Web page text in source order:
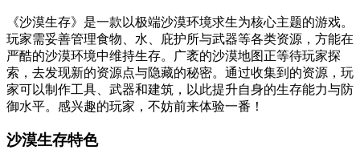
《沙漠生存》是一款以极端沙漠环境求生为核心主题的游戏。
玩家需妥善管理食物、水、庇护所与武器等各类资源，方能在
严酷的沙漠环境中维持生存。广袤的沙漠地图正等待玩家探
索，去发现新的资源点与隐藏的秘密。通过收集到的资源，玩
家可以制作工具、武器和建筑，以此提升自身的生存能力与防
御水平。感兴趣的玩家，不妨前来体验一番！
沙漠生存特色